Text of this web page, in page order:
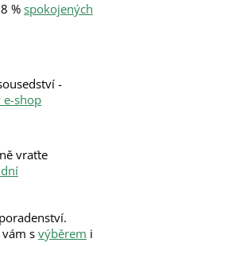
%spokojených
-
e-shop
vraťte
s výběrem i